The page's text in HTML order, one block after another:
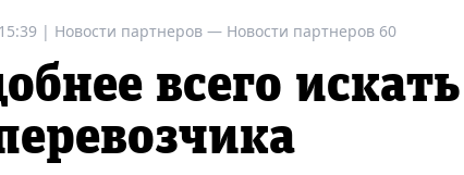
| Новости партнеров — Новости партнеров 60
всего искать